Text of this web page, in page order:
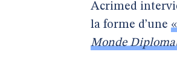
Acrimed
la forme d’une
Monde